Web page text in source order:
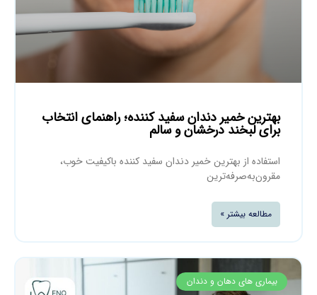
بهترین خمیر دندان سفید کننده؛ راهنمای انتخاب
برای لبخند درخشان و سالم
استفاده از بهترین خمیر دندان سفید کننده باکیفیت خوب،
مقرون‌به‌صرفه‌ترین
مطالعه بیشتر »
بیماری های دهان و دندان